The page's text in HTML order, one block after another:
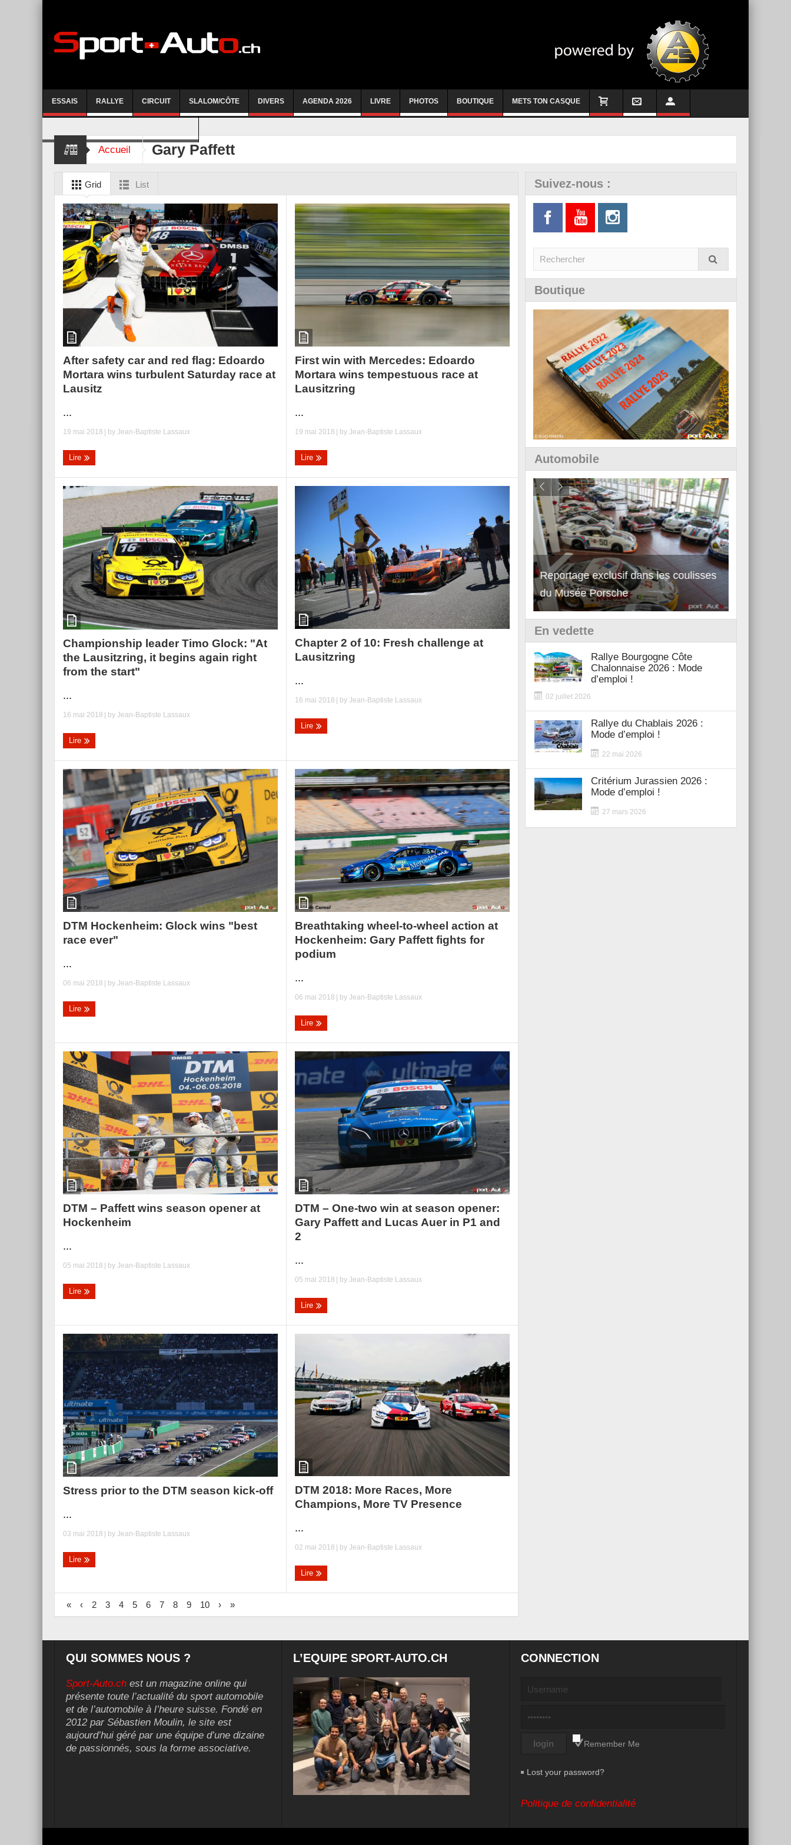
ESSAIS RALLYE CIRCUIT SLALOM/CÔTE DIVERS AGENDA 2026 LIVRE PHOTOS BOUTIQUE METS TON CASQUE
Accueil Gary Paffett
Grid List
After safety car and red flag: Edoardo
Mortara wins turbulent Saturday race at
Lausitz
...
19 mai 2018 | by Jean-Baptiste Lassaux
Lire
First win with Mercedes: Edoardo
Mortara wins tempestuous race at
Lausitzring
...
19 mai 2018 | byJean-Baptiste Lassaux
Lire
Championship leader Timo Glock: "At
the Lausitzring, it begins again right
from the start"
...
16 mai 2018 | by Jean-Baptiste Lassaux
Lire
Chapter 2 of 10: Fresh challenge at
Lausitzring
...
16 mai 2018 | byJean-Baptiste Lassaux
Lire
DTM Hockenheim: Glock wins "best
race ever"
...
06 mai 2018 | by Jean-Baptiste Lassaux
Lire
Breathtaking wheel-to-wheel action at
Hockenheim: Gary Paffett fights for
podium
...
06 mai 2018 | byJean-Baptiste Lassaux
Lire
DTM – Paffett wins season opener at
Hockenheim
...
05 mai 2018 | by Jean-Baptiste Lassaux
Lire
DTM – One-two win at season opener:
Gary Paffett and Lucas Auer in P1 and
2
...
05 mai 2018 | byJean-Baptiste Lassaux
Lire
Stress prior to the DTM season kick-off
...
03 mai 2018 | by Jean-Baptiste Lassaux
Lire
DTM 2018: More Races, More
Champions, More TV Presence
...
02 mai 2018 | byJean-Baptiste Lassaux
Lire
« ‹ 2 3 4 5 6 7 8 9 10 › »
Suivez-nous :
Boutique
Automobile
Essai – Morgan Supersport
Reportage exclusif dans les coulisses
du Musée Porsche
Découverte de la nouvelle Ferrari
12Cilindri Manuale
En vedette
Rallye Bourgogne Côte
Chalonnaise 2026 : Mode
d’emploi !
02 juillet 2026
Rallye du Chablais 2026 :
Mode d’emploi !
22 mai 2026
Critérium Jurassien 2026 :
Mode d’emploi !
27 mars 2026
QUI SOMMES NOUS ?
Sport-Auto.ch est un magazine online qui
présente toute l’actualité du sport automobile
et de l’automobile à l’heure suisse. Fondé en
2012 par Sébastien Moulin, le site est
aujourd’hui géré par une équipe d’une dizaine
de passionnés, sous la forme associative.
L’EQUIPE SPORT-AUTO.CH CONNECTION
Remember Me
Lost your password?
Politique de confidentialité